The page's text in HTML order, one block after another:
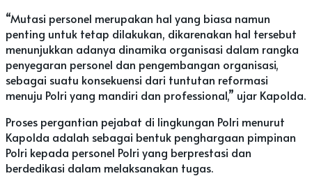
“Mutasi personel merupakan hal yang biasa namun
penting untuk tetap dilakukan, dikarenakan hal tersebut
menunjukkan adanya dinamika organisasi dalam rangka
penyegaran personel dan pengembangan organisasi,
sebagai suatu konsekuensi dari tuntutan reformasi
menuju Polri yang mandiri dan professional,” ujar Kapolda.
Proses pergantian pejabat di lingkungan Polri menurut
Kapolda adalah sebagai bentuk penghargaan pimpinan
Polri kepada personel Polri yang berprestasi dan
berdedikasi dalam melaksanakan tugas.